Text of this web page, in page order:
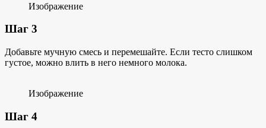
Изображение
Шаг 3
Добавьте мучную смесь и перемешайте. Если тесто слишком
густое, можно влить в него немного молока.
Изображение
Шаг 4